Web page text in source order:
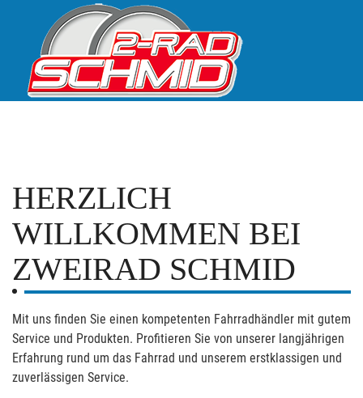
HERZLICH
WILLKOMMEN BEI
ZWEIRAD SCHMID
Mit uns finden Sie einen kompetenten Fahrradhändler mit gutem
Service und Produkten. Profitieren Sie von unserer langjährigen
Erfahrung rund um das Fahrrad und unserem erstklassigen und
zuverlässigen Service.